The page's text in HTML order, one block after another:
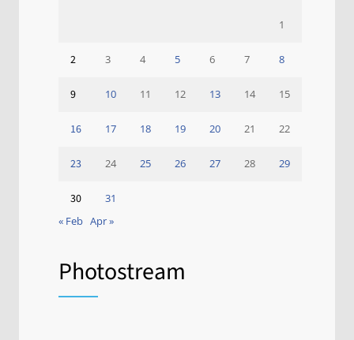
1
2 3 4 5 6 7 8
9 10 11 12 13 14 15
16 17 18 19 20 21 22
23 24 25 26 27 28 29
30
31
« Feb Apr »
Photostream